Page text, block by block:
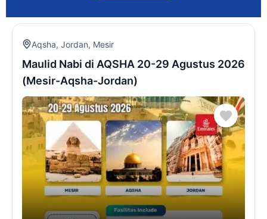
Aqsha, Jordan, Mesir
Maulid Nabi di AQSHA 20-29 Agustus 2026
(Mesir-Aqsha-Jordan)